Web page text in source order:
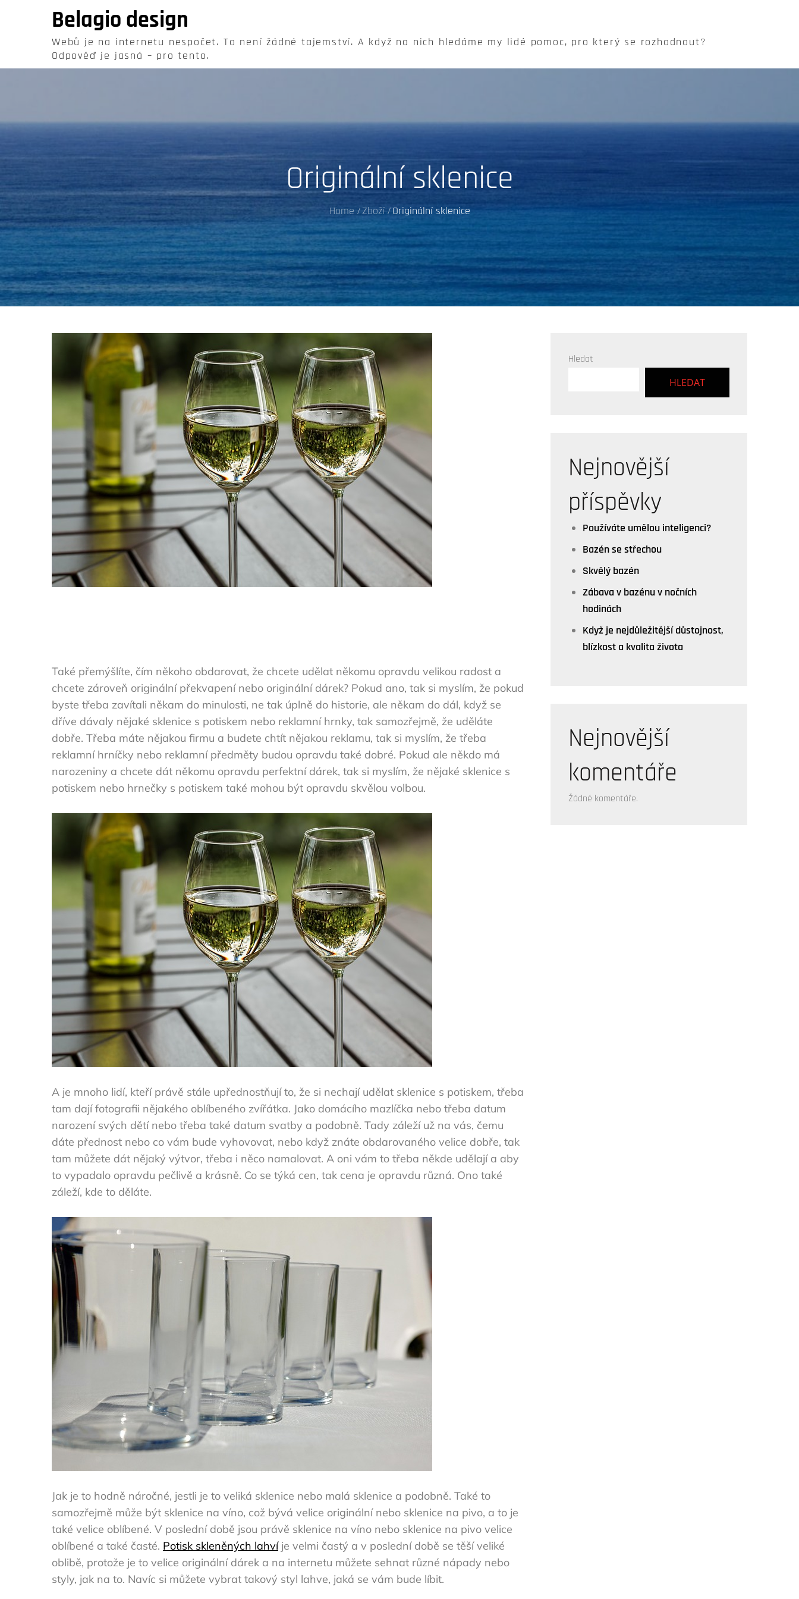
Belagio design
Webů je na internetu nespočet. To není žádné tajemství. A když na nich hledáme my lidé pomoc, pro který se rozhodnout?
Odpověď je jasná – pro tento.
Originální sklenice
Home Zboží Originální sklenice
Také přemýšlíte, čím někoho obdarovat, že chcete udělat někomu opravdu velikou radost a
chcete zároveň originální překvapení nebo originální dárek? Pokud ano, tak si myslím, že pokud
byste třeba zavítali někam do minulosti, ne tak úplně do historie, ale někam do dál, když se
dříve dávaly nějaké sklenice s potiskem nebo reklamní hrnky, tak samozřejmě, že uděláte
dobře. Třeba máte nějakou firmu a budete chtít nějakou reklamu, tak si myslím, že třeba
reklamní hrníčky nebo reklamní předměty budou opravdu také dobré. Pokud ale někdo má
narozeniny a chcete dát někomu opravdu perfektní dárek, tak si myslím, že nějaké sklenice s
potiskem nebo hrnečky s potiskem také mohou být opravdu skvělou volbou.
A je mnoho lidí, kteří právě stále upřednostňují to, že si nechají udělat sklenice s potiskem, třeba
tam dají fotografii nějakého oblíbeného zvířátka. Jako domácího mazlíčka nebo třeba datum
narození svých dětí nebo třeba také datum svatby a podobně. Tady záleží už na vás, čemu
dáte přednost nebo co vám bude vyhovovat, nebo když znáte obdarovaného velice dobře, tak
tam můžete dát nějaký výtvor, třeba i něco namalovat. A oni vám to třeba někde udělají a aby
to vypadalo opravdu pečlivě a krásně. Co se týká cen, tak cena je opravdu různá. Ono také
záleží, kde to děláte.
Jak je to hodně náročné, jestli je to veliká sklenice nebo malá sklenice a podobně. Také to
samozřejmě může být sklenice na víno, což bývá velice originální nebo sklenice na pivo, a to je
také velice oblíbené. V poslední době jsou právě sklenice na víno nebo sklenice na pivo velice
oblíbené a také časté. Potisk skleněných lahvíje velmi častý a v poslední době se těší veliké
oblibě, protože je to velice originální dárek a na internetu můžete sehnat různé nápady nebo
styly, jak na to. Navíc si můžete vybrat takový styl lahve, jaká se vám bude líbit.
Hledat
HLEDAT
Nejnovější
příspěvky
Používáte umělou inteligenci?
Bazén se střechou
Skvělý bazén
Zábava v bazénu v nočních
hodinách
Když je nejdůležitější důstojnost,
blízkost a kvalita života
Nejnovější
komentáře
Žádné komentáře.